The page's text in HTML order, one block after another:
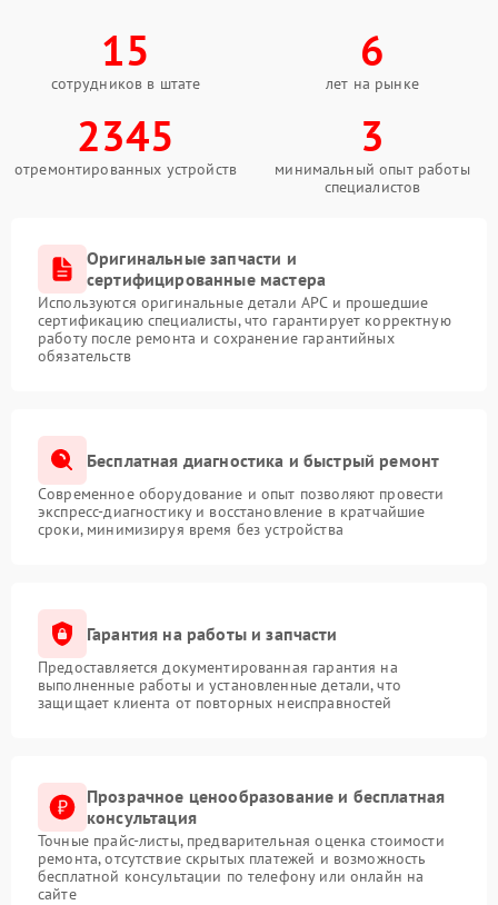
15
сотрудников в штате
6
лет на рынке
2345
отремонтированных устройств
3
минимальный опыт работы
специалистов
Оригинальные запчасти и
сертифицированные мастера
Используются оригинальные детали APC и прошедшие
сертификацию специалисты, что гарантирует корректную
работу после ремонта и сохранение гарантийных
обязательств
Бесплатная диагностика и быстрый ремонт
Современное оборудование и опыт позволяют провести
экспресс-диагностику и восстановление в кратчайшие
сроки, минимизируя время без устройства
Гарантия на работы и запчасти
Предоставляется документированная гарантия на
выполненные работы и установленные детали, что
защищает клиента от повторных неисправностей
Прозрачное ценообразование и бесплатная
консультация
Точные прайс-листы, предварительная оценка стоимости
ремонта, отсутствие скрытых платежей и возможность
бесплатной консультации по телефону или онлайн на
сайте